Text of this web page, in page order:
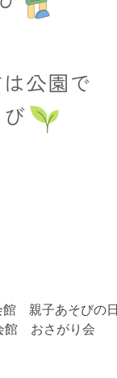
親子あそびの日
館 おさがり会